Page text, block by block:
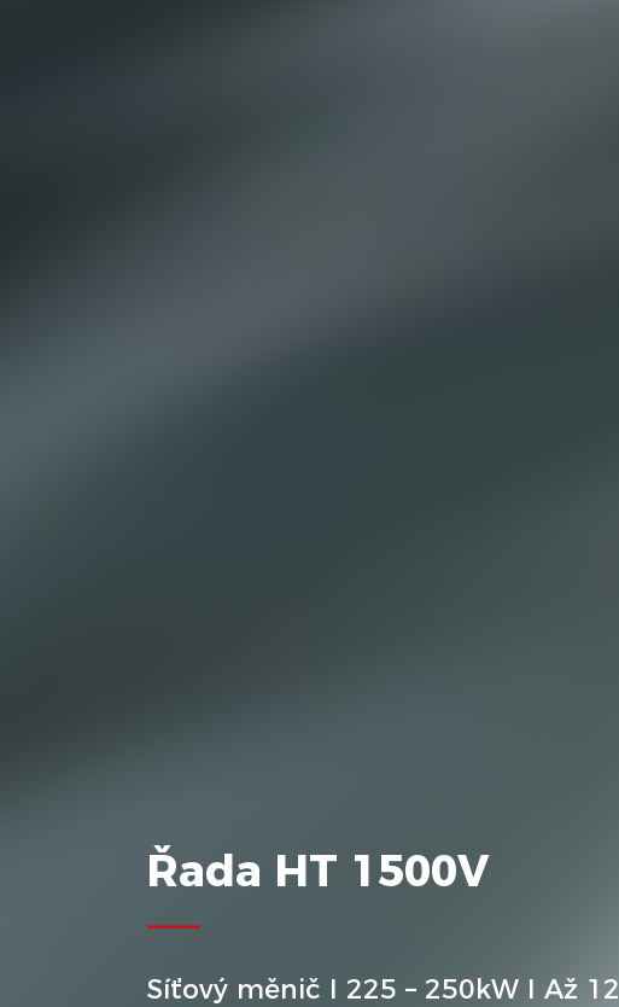
Řada HT 1500V
Síťový měnič I 225 – 250kW I Až 12